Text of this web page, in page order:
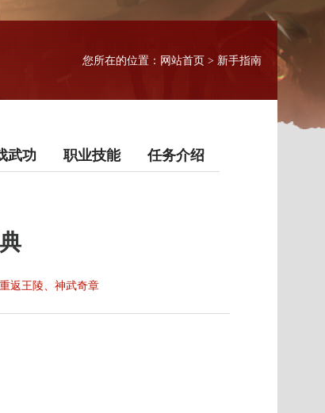
您所在的位置：网站首页> 新手指南
武功 职业技能 任务介绍
返王陵、神武奇章